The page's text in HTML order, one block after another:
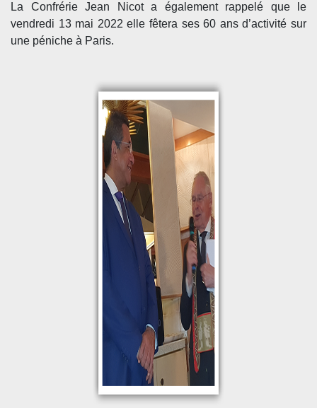
La Confrérie Jean Nicot a également rappelé que le
vendredi 13 mai 2022 elle fêtera ses 60 ans d’activité sur
une péniche à Paris.